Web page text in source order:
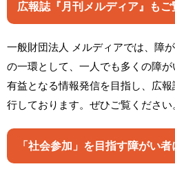
広報誌『月刊メルディア』もご
一般財団法人 メルディアでは、障
の一環として、一人でも多くの障
有益となる情報発信を目指し、広
行しております。ぜひご覧ください
「社会参加」を目指す障がい